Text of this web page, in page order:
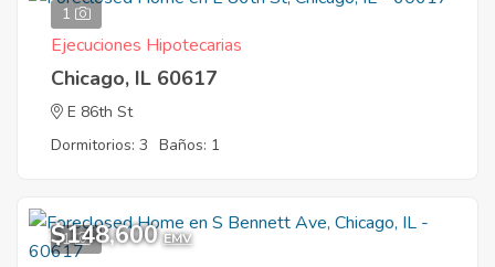
1
Ejecuciones Hipotecarias
Chicago, IL 60617
E 86th St
Dormitorios: 3 Baños: 1
1
$148,600 EMV